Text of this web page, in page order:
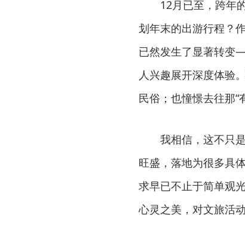
12月已至，跨年
划年末的出游行程？
已然发生了显著转变
人兴趣展开深度体验
民俗；也憧憬去往那“
我相信，这不只
旺盛，落地为很多具
求早已不止于简单观
心灵之美，对文旅活